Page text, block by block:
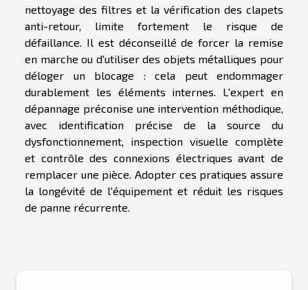
nettoyage des filtres et la vérification des clapets
anti-retour, limite fortement le risque de
défaillance. Il est déconseillé de forcer la remise
en marche ou d'utiliser des objets métalliques pour
déloger un blocage : cela peut endommager
durablement les éléments internes. L'expert en
dépannage préconise une intervention méthodique,
avec identification précise de la source du
dysfonctionnement, inspection visuelle complète
et contrôle des connexions électriques avant de
remplacer une pièce. Adopter ces pratiques assure
la longévité de l'équipement et réduit les risques
de panne récurrente.